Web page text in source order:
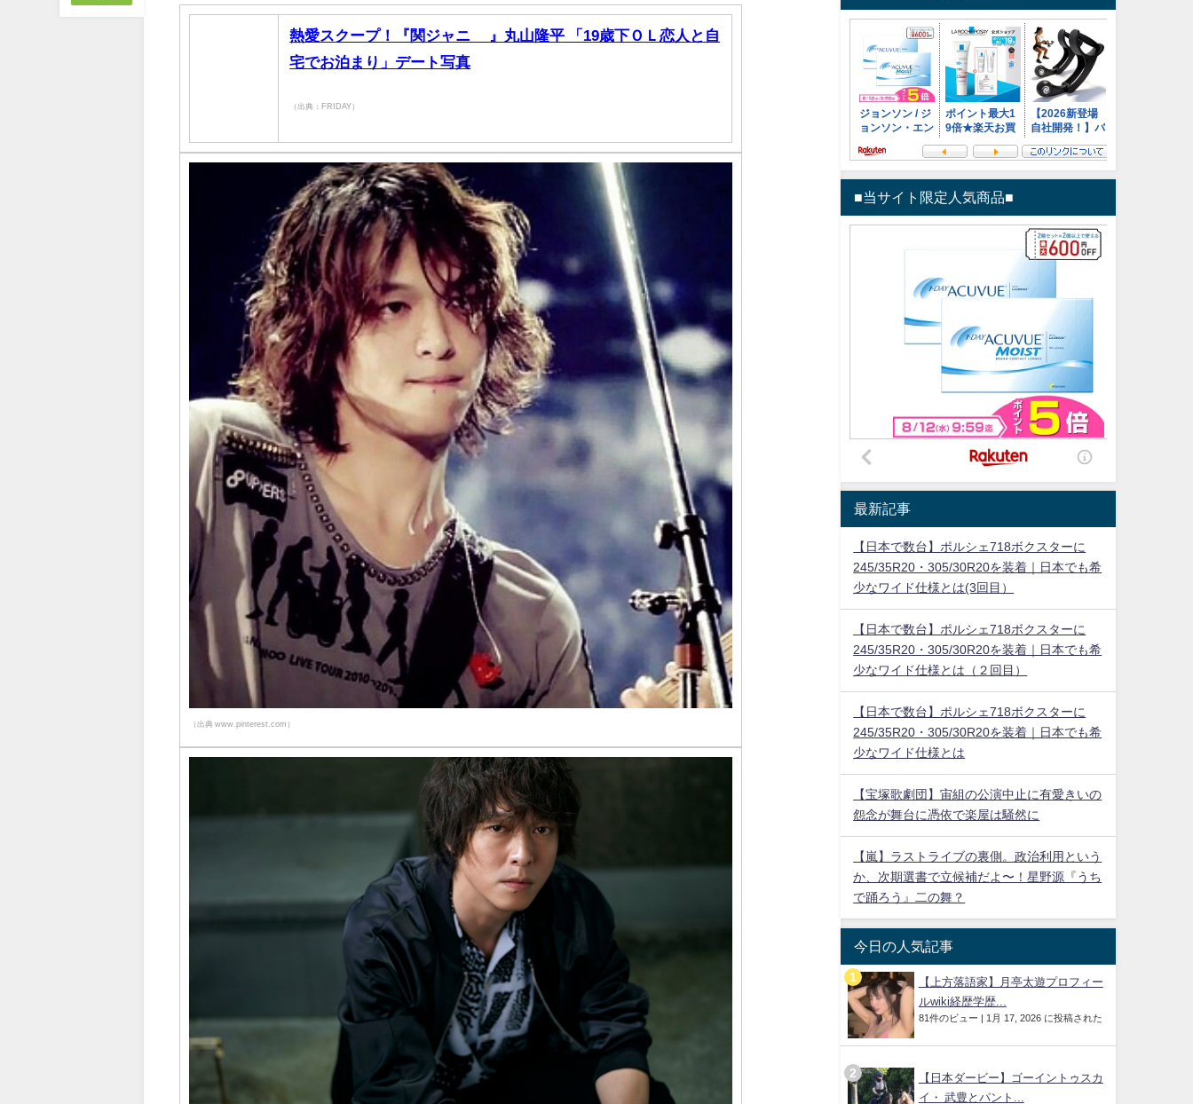
熱愛スクープ！『関ジャニ∞ 』丸山隆平 「19歳下ＯＬ恋人と自
宅でお泊まり」デート写真
（出典：FRIDAY）
（出典 www.pinterest.com）
■当サイト限定人気商品■
最新記事
【日本で数台】ポルシェ718ボクスターに
245/35R20・305/30R20を装着｜日本でも希
少なワイド仕様とは(3回目）
【日本で数台】ポルシェ718ボクスターに
245/35R20・305/30R20を装着｜日本でも希
少なワイド仕様とは（２回目）
【日本で数台】ポルシェ718ボクスターに
245/35R20・305/30R20を装着｜日本でも希
少なワイド仕様とは
【宝塚歌劇団】宙組の公演中止に有愛きいの
怨念が舞台に憑依で楽屋は騒然に
【嵐】ラストライブの裏側。政治利用という
か、次期選書で立候補だよ〜！星野源『うち
で踊ろう』二の舞？
今日の人気記事
【上方落語家】月亭太遊プロフィー
ルwiki経歴学歴...
81件のビュー | 1月 17, 2026 に投稿された
【日本ダービー】ゴーイントゥスカ
イ・ 武豊とパント...